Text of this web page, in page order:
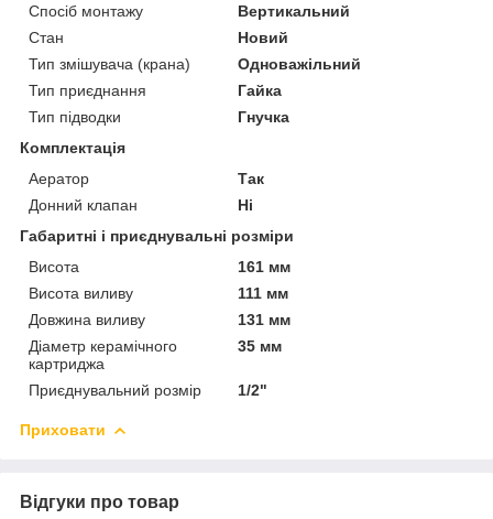
Спосіб монтажу
Вертикальний
Стан
Новий
Тип змішувача (крана)
Одноважільний
Тип приєднання
Гайка
Тип підводки
Гнучка
Комплектація
Аератор
Так
Донний клапан
Ні
Габаритні і приєднувальні розміри
Висота
161 мм
Висота виливу
111 мм
Довжина виливу
131 мм
Діаметр керамічного
картриджа
35 мм
Приєднувальний розмір 1/2"
Приховати
Відгуки про товар